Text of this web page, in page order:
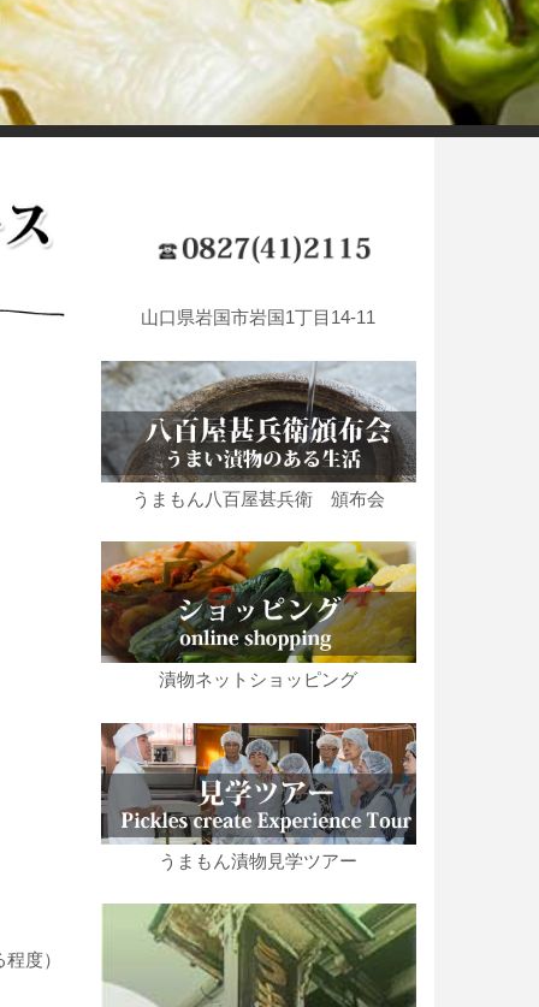
度）
山口県岩国市岩国1丁目14-11
うまもん八百屋甚兵衛 頒布会
漬物ネットショッピング
うまもん漬物見学ツアー